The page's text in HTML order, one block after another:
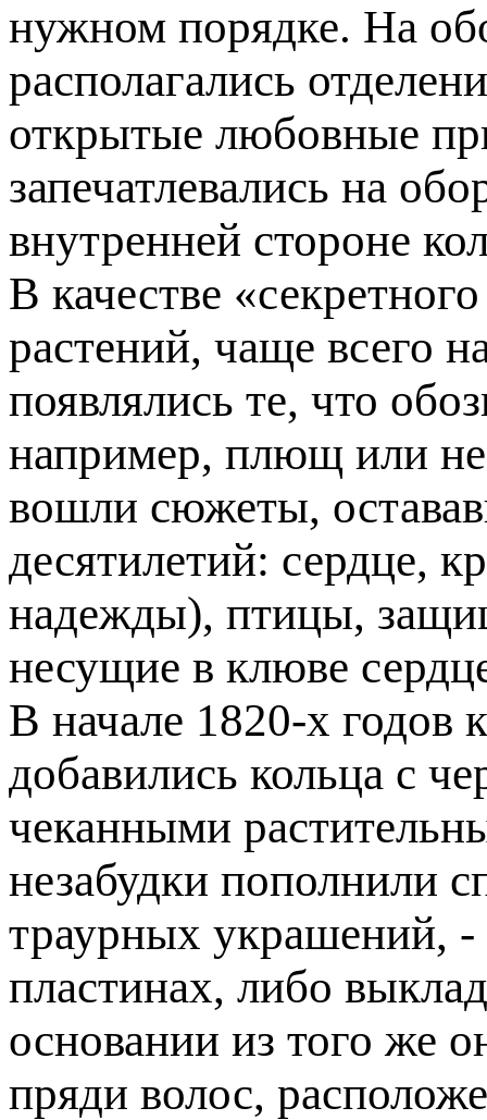
нужном порядке. На
располагались
открытые любовные
запечатлевались на
внутренней стороне
В качестве
растений, чаще всего
появлялись те, что
например, плющ или
вошли сюжеты,
десятилетий: сердце,
надежды), птицы,
несущие в клюве
В начале 1820-х
добавились кольца с
чеканными
незабудки пополнили
траурных украшений,
пластинах, либо
основании из того же
пряди волос,